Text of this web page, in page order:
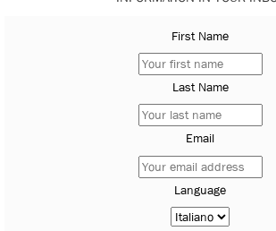
First Name
Last Name
Email
Language